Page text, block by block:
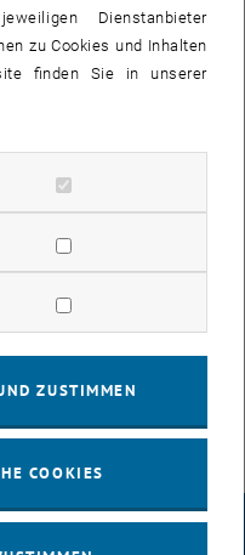
Dienstanbieter
zu Cookies und Inhalten
finden Sie in unserer
Cookies zulassen
Cookies zulassen
Cookies zulassen
ZUSTIMMEN
COOKIES